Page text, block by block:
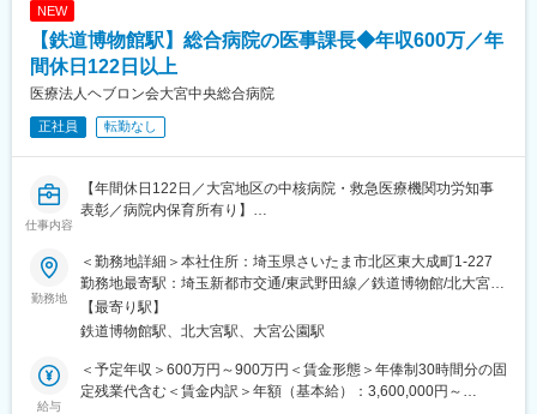
■キャリアアップについて：
本人の頑張りを昇給、昇格にて評価される制度が御座います。ま
た、事業拡大に伴い、新規の営業所も出店しており、営業所長や
エリアを管理する責任者などのポストがある為、早期のキャリア
アップが見込めます。 ※実際に入社4年前後で所長になった中途入
社の方もいらっしゃいます。
■会社情報：
当社は入院中に必要となるアメニティ(パジャマ・タオル・日用
レンタルだけでなく、病院・介護施設内での申込の受付業務から
ご利用者への提供・回収・請求まで全て弊社で受け持っておりま
す。そのため医療・介護施設の業務負担の軽減もでき多くのメリ
ットがあります。拠点は北海道から九州まで展開し、毎年増収・
変更の範囲：会社の定める業務
NEW
【鉄道博物館駅】総合病院の医事課長◆年収600万／年
間休日122日以上
医療法人ヘブロン会大宮中央総合病院
正社員 転勤なし
仕事内容
【年間休日122日／大宮地区の中核病院・救急医療機関功労知事
表彰／病院内保育所有り】
救急診療に対応する地域中核病院である当院にて、医事課長候補
を募集します。
■業務内容：
・受付業務（来院受付・患者登録・保険証確認・面会受付 等）
・医事会計入力業務
・会計業務
勤務地
＜勤務地詳細＞本社住所：埼玉県さいたま市北区東大成町1-227
勤務地最寄駅：埼玉新都市交通/東武野田線／鉄道博物館/北大宮駅
受動喫煙対策：屋内全面禁煙変更の範囲：会社の定める事業所
【最寄り駅】
鉄道博物館駅、北大宮駅、大宮公園駅
給与
＜予定年収＞600万円～900万円＜賃金形態＞年俸制30時間分の固
定残業代含む＜賃金内訳＞年額（基本給）：3,600,000円～